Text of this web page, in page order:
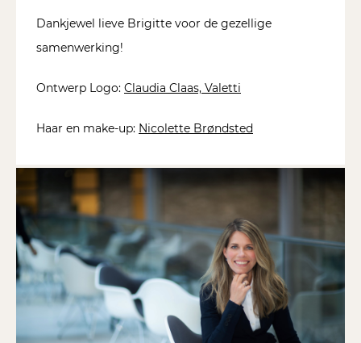
Dankjewel lieve Brigitte voor de gezellige
samenwerking!
Ontwerp Logo: Claudia Claas, Valetti
Haar en make-up: Nicolette Brøndsted